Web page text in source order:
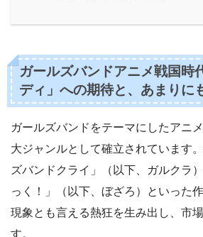
ガールズバンドアニメ戦国時
ディ」への期待と、あまりに
ガールズバンドをテーマにしたアニ
大ジャンルとして確立されています
ズバンドクライ」（以下、ガルクラ
っく！」（以下、ぼざろ）といった
現象とも言える熱狂を生み出し、市
す。